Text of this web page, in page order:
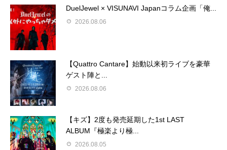
DuelJewel × VISUNAVI Japanコラム企画「俺...
2026.08.06
【Quattro Cantare】始動以来初ライブを豪華
ゲスト陣と...
2026.08.06
【キズ】2度も発売延期した1st LAST
ALBUM『極楽より極...
2026.08.05